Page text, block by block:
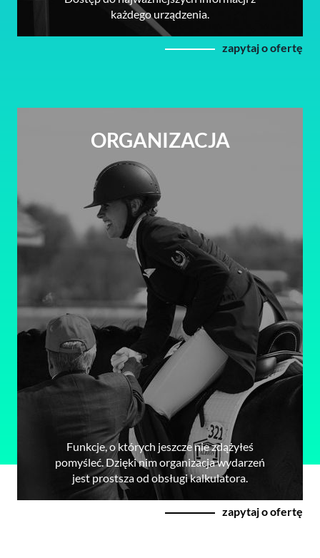
każdego urządzenia.
zapytaj o ofertę
ORGANIZACJA
Funkcje, o których jeszcze nie zdążyłeś
pomyśleć. Dzięki nim organizacja wydarzeń
jest prostsza od obsługi kalkulatora.
zapytaj o ofertę